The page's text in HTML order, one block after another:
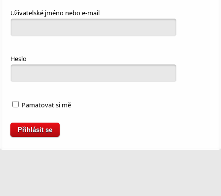
Uživatelské jméno nebo e-mail
Heslo
Pamatovat si mě